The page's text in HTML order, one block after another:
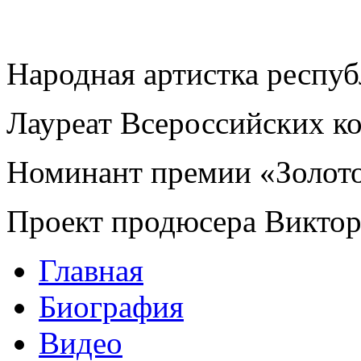
Народная артистка
Лауреат Всероссийских
Номинант премии
Проект продюсера
Главная
Биография
Видео